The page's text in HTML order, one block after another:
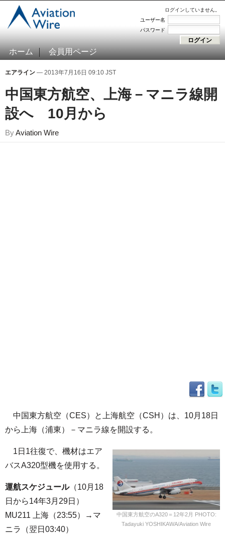
ログインしていません。
ユーザー名
パスワード
ホーム 会員用ページ
エアライン — 2013年7月16日 09:10 JST
中国東方航空、上海－マニラ線開
設へ 10月から
ByAviation Wire
中国東方航空（CES）と上海航空（CSH）は、10月18日
から上海（浦東）－マニラ線を開設する。
中国東方航空のA320＝12年2月 PHOTO:
Tadayuki YOSHIKAWA/Aviation Wire
1日1往復で、機材はエア
バスA320型機を使用する。
運航スケジュール（10月18
日から14年3月29日）
MU211 上海（23:55）→マ
ニラ（翌日03:40）